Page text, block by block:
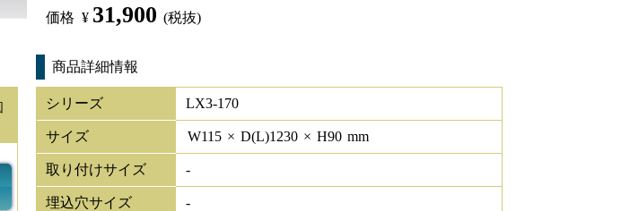
価格 ¥ 31,900 (税抜)
商品詳細情報
シリーズ LX3-170
サイズ W115 × D(L)1230 × H90 mm
取り付けサイズ -
埋込穴サイズ -